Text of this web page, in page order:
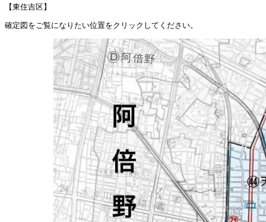
【東住吉区】
確定図をご覧になりたい位置をクリックしてください。